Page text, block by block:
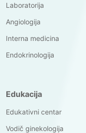
Laboratorija
Angiologija
Interna medicina
Endokrinologija
Edukacija
Edukativni centar
Vodič ginekologija